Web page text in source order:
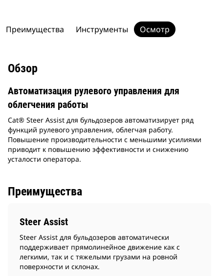
Преимущества Инструменты Осмотр
Обзор
Автоматизация рулевого управления для
облегчения работы
Cat® Steer Assist для бульдозеров автоматизирует ряд
функций рулевого управления, облегчая работу.
Повышение производительности с меньшими усилиями
приводит к повышению эффективности и снижению
усталости оператора.​
Преимущества
Steer Assist
Steer Assist для бульдозеров автоматически
поддерживает прямолинейное движение как с
легкими, так и с тяжелыми грузами на ровной
поверхности и склонах.